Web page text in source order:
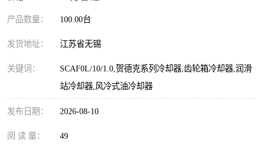
产品数量： 100.00台
发货地址： 江苏省无锡
关键词：
SCAF0L/10/1.0,贺德克系列冷却器,齿轮箱冷却器,润滑
站冷却器,风冷式油冷却器
发布日期： 2026-08-10
阅 读 量： 49